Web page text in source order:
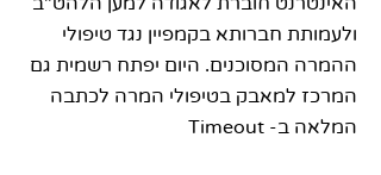
ולעמותת חברותא בקמפיין נגד טיפולי
ההמרה המסוכנים. היום יפתח רשמית גם
המרכז למאבק בטיפולי המרה לכתבה
המלאה ב- Timeout